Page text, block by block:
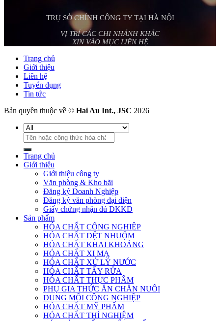
TRỤ SỞ CHÍNH CÔNG TY TẠI HÀ NỘI
VỊ TRÍ CÁC CHI NHÁNH KHÁC
XIN VÀO MỤC LIÊN HỆ
Trang chủ
Giới thiệu
Liên hệ
Tuyển dụng
Tin tức
Bản quyền thuộc về © Hai Au Int., JSC 2026
Tìm
kiếm:
Trang chủ
Giới thiệu
Giới thiệu công ty
Văn phòng & Kho bãi
Đăng ký Doanh Nghiệp
Đăng ký văn phòng đại diện
Giấy chứng nhận đủ ĐKKD
Sản phẩm
HÓA CHẤT CÔNG NGHIỆP
HÓA CHẤT DỆT NHUỘM
HÓA CHẤT KHAI KHOÁNG
HÓA CHẤT XI MẠ
HÓA CHẤT XỬ LÝ NƯỚC
HÓA CHẤT TẨY RỬA
HÓA CHẤT THỰC PHẨM
PHỤ GIA THỨC ĂN CHĂN NUÔI
DUNG MÔI CÔNG NGHIỆP
HÓA CHẤT MỸ PHẨM
HÓA CHẤT THÍ NGHIỆM